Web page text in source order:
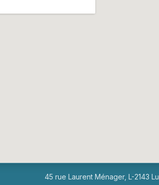
45 rue Laurent Ménager, L-2143